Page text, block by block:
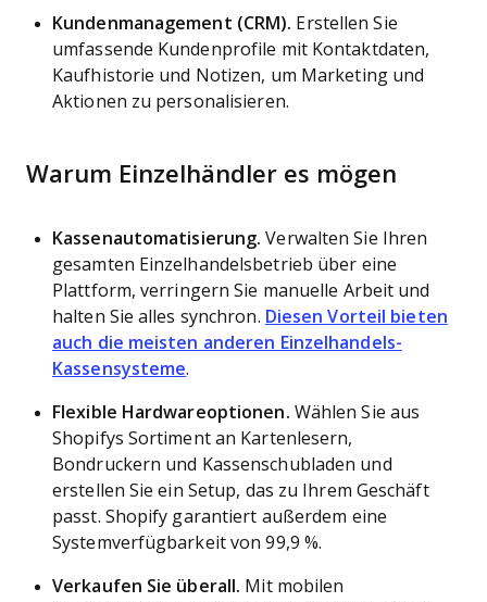
Kundenmanagement (CRM). Erstellen Sie
umfassende Kundenprofile mit Kontaktdaten,
Kaufhistorie und Notizen, um Marketing und
Aktionen zu personalisieren.
Warum Einzelhändler es mögen
Kassenautomatisierung. Verwalten Sie Ihren
gesamten Einzelhandelsbetrieb über eine
Plattform, verringern Sie manuelle Arbeit und
halten Sie alles synchron. Diesen Vorteil bieten
auch die meisten anderen Einzelhandels-
Kassensysteme.
Flexible Hardwareoptionen. Wählen Sie aus
Shopifys Sortiment an Kartenlesern,
Bondruckern und Kassenschubladen und
erstellen Sie ein Setup, das zu Ihrem Geschäft
passt. Shopify garantiert außerdem eine
Systemverfügbarkeit von 99,9 %.
Verkaufen Sie überall. Mit mobilen